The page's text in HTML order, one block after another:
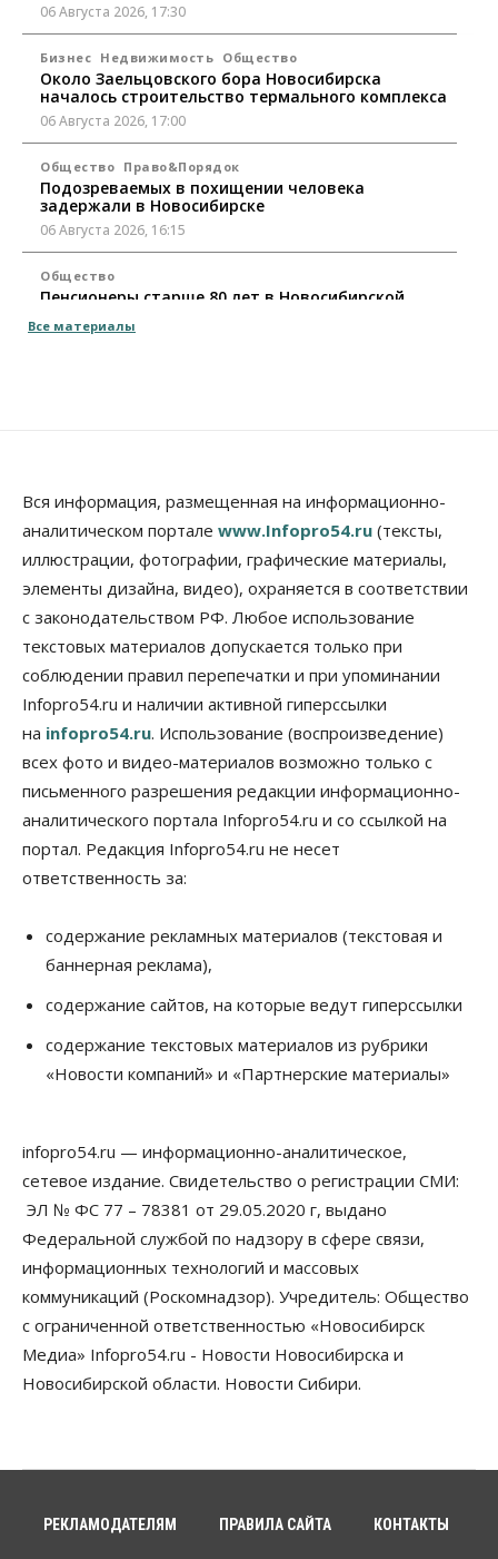
06 Августа 2026, 17:30
Бизнес Недвижимость Общество
Около Заельцовского бора Новосибирска
началось строительство термального комплекса
06 Августа 2026, 17:00
Общество Право&Порядок
Подозреваемых в похищении человека
задержали в Новосибирске
06 Августа 2026, 16:15
Общество
Пенсионеры старше 80 лет в Новосибирской
06 Августа 2026, 16:00
Власть
Думская гонка в Новосибирской области
обойдется без самовыдвиженцев
06 Августа 2026, 15:00
Власть Общество
Правительство России продлило разрешение на
выпуск бензина «Евро-3»
06 Августа 2026, 14:00
Общество
«За тех, у кого от 270 баллов,
настоящая борьба»: вузы настойчиво
обзванивают новосибирских высокобалльников
перед зачислением
Власть
Режим ЧС ввели в Омской области из-за засухи
Власть Общество
Новосибирск готовится к визиту Владимира
06 Августа 2026, 12:05
Бизнес Общество
Росреестр назвал главные причины
Телекоммуникации
В 16 населённых пунктах Мошковского района
модернизировали мобильную связь
06 Августа 2026, 11:35
Бизнес Право&Порядок ПроБизнес
Злоумышленники опять атакуют
новосибирские компании через электронную
почту
06 Августа 2026, 11:00
06 Августа 2026, 10:00
Из-за жары в Европе оливковое масло
Все материалы
Вся информация, размещенная на информационно-
аналитическом портале www.Infopro54.ru (тексты,
иллюстрации, фотографии, графические материалы,
элементы дизайна, видео), охраняется в соответствии
с законодательством РФ. Любое использование
текстовых материалов допускается только при
соблюдении правил перепечатки и при упоминании
Infopro54.ru и наличии активной гиперссылки
на infopro54.ru. Использование (воспроизведение)
всех фото и видео-материалов возможно только с
письменного разрешения редакции информационно-
аналитического портала Infopro54.ru и со ссылкой на
портал. Редакция Infopro54.ru не несет
ответственность за:
содержание рекламных материалов (текстовая и
баннерная реклама),
содержание сайтов, на которые ведут гиперссылки
содержание текстовых материалов из рубрики
«Новости компаний» и «Партнерские материалы»
infopro54.ru — информационно-аналитическое,
сетевое издание. Свидетельство о регистрации СМИ:
ЭЛ № ФС 77 – 78381 от 29.05.2020 г, выдано
Федеральной службой по надзору в сфере связи,
информационных технологий и массовых
коммуникаций (Роскомнадзор). Учредитель: Общество
с ограниченной ответственностью «Новосибирск
Медиа» Infopro54.ru - Новости Новосибирска и
Новосибирской области. Новости Сибири.
РЕКЛАМОДАТЕЛЯМ ПРАВИЛА САЙТА КОНТАКТЫ